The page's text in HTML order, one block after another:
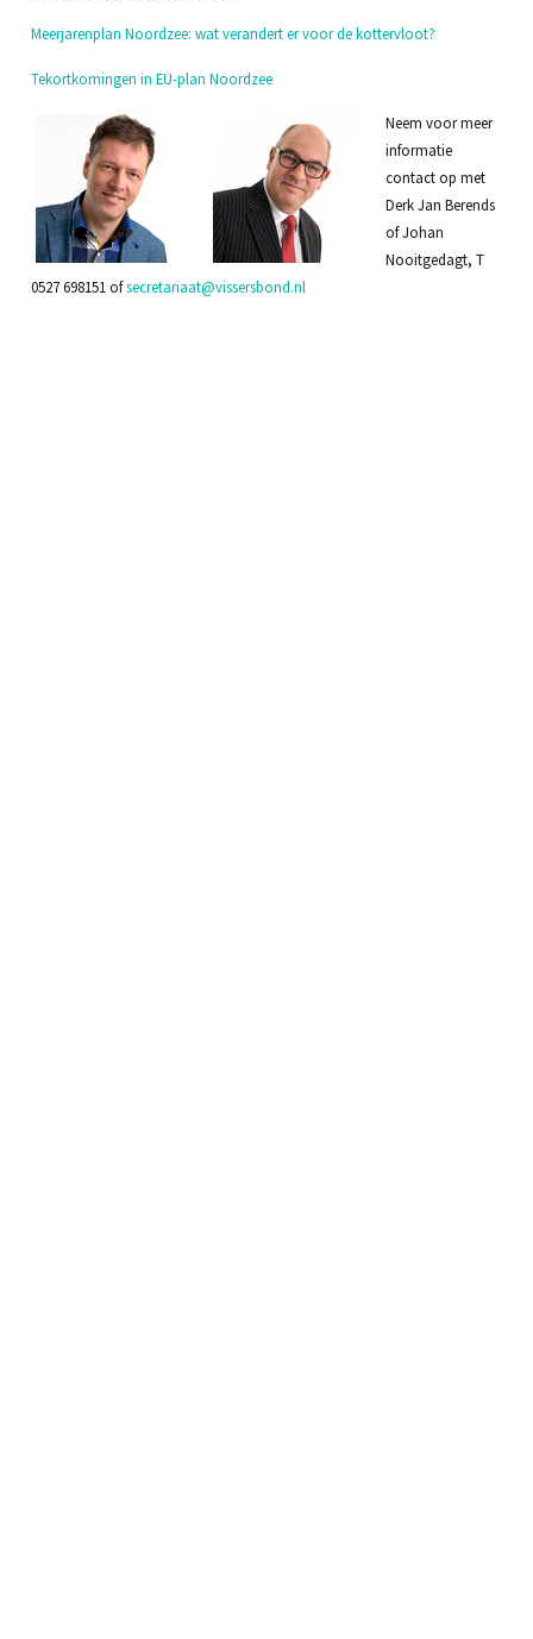
Meerjarenplan Noordzee: wat verandert er voor de kottervloot?
Tekortkomingen in EU-plan Noordzee
Neem voor meer
informatie
contact op met
Derk Jan Berends
of Johan
Nooitgedagt, T
0527 698151 ofsecretariaat@vissersbond.nl